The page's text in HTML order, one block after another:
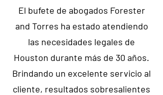
El bufete de abogados Forester
and Torres ha estado atendiendo
las necesidades legales de
Houston durante más de 30 años.
Brindando un excelente servicio al
cliente, resultados sobresalientes